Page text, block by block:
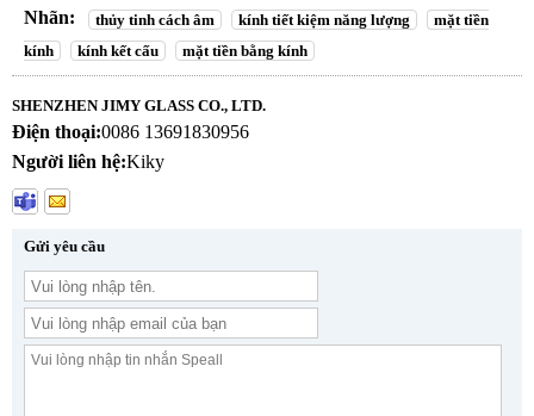
Nhãn: thủy tinh cách âm kính tiết kiệm năng lượng
mặt tiền
kính
kính kết cấu mặt tiền bằng kính
SHENZHEN JIMY GLASS CO., LTD.
Điện thoại:0086 13691830956
Người liên hệ:Kiky
Gửi yêu cầu